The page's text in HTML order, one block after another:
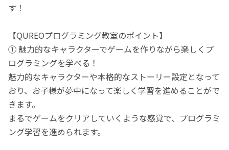
す！
【QUREOプログラミング教室のポイント】
① 魅力的なキャラクターでゲームを作りながら楽しくプ
ログラミングを学べる！
魅力的なキャラクターや本格的なストーリー設定となって
おり、お子様が夢中になって楽しく学習を進めることがで
きます。
まるでゲームをクリアしていくような感覚で、プログラミ
ング学習を進められます。